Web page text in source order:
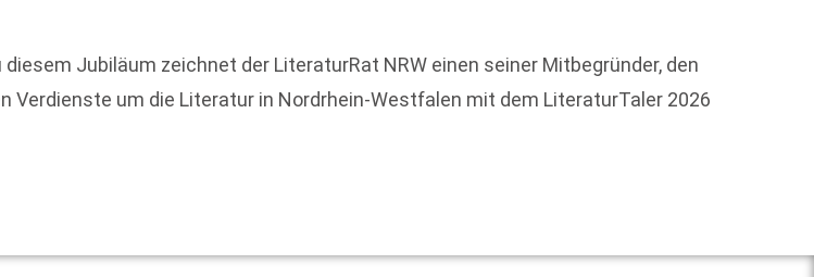
Jubiläum zeichnet der LiteraturRat NRW einen seiner Mitbegründer, den
Verdienste um die Literatur in Nordrhein-Westfalen mit dem LiteraturTaler 2026